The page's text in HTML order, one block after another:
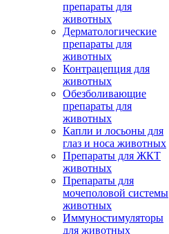
препараты для
животных
Дерматологические
препараты для
животных
Контрацепция для
животных
Обезболивающие
препараты для
животных
Капли и лосьоны для
глаз и носа животных
Препараты для ЖКТ
животных
Препараты для
мочеполовой системы
животных
Иммуностимуляторы
для животных